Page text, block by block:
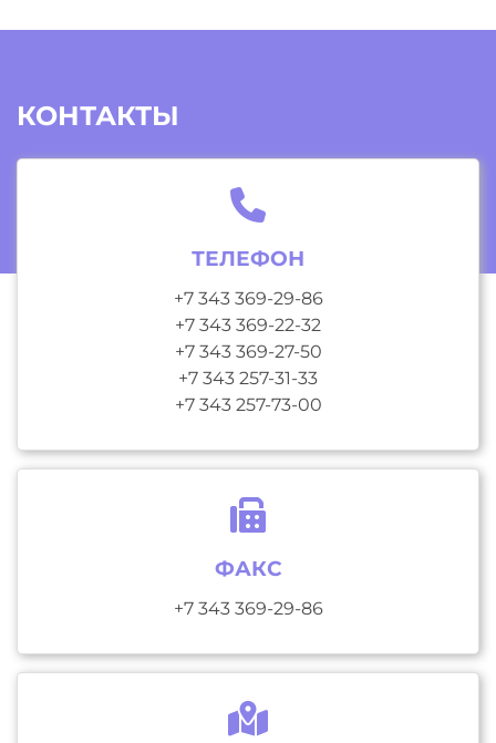
КОНТАКТЫ
ТЕЛЕФОН
+7 343 369-29-86
+7 343 369-22-32
+7 343 369-27-50
+7 343 257-31-33
+7 343 257-73-00
ФАКС
+7 343 369-29-86